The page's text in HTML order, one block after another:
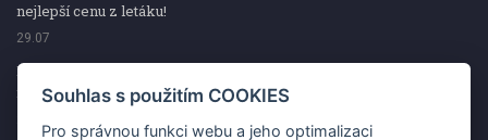
nejlepší cenu z letáku!
29.07
Prokop pro Vás vybírá z obslužného úseku na víkendovku tu
nejlepší cenu z letáku!
Souhlas s použitím COOKIES
Pro správnou funkci webu a jeho optimalizaci